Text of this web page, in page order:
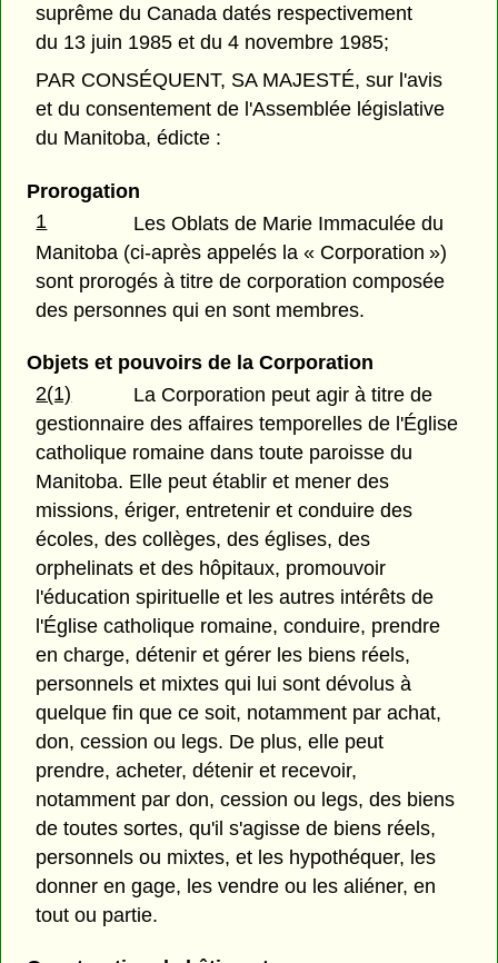
suprême du Canada datés respectivement
du 13 juin 1985 et du 4 novembre 1985;
PAR CONSÉQUENT, SA MAJESTÉ, sur l'avis
et du consentement de l'Assemblée législative
du Manitoba, édicte :
Prorogation
1
Les Oblats de Marie Immaculée du
Manitoba (ci-après appelés la « Corporation »)
sont prorogés à titre de corporation composée
des personnes qui en sont membres.
Objets et pouvoirs de la Corporation
2(1)
La Corporation peut agir à titre de
gestionnaire des affaires temporelles de l'Église
catholique romaine dans toute paroisse du
Manitoba. Elle peut établir et mener des
missions, ériger, entretenir et conduire des
écoles, des collèges, des églises, des
orphelinats et des hôpitaux, promouvoir
l'éducation spirituelle et les autres intérêts de
l'Église catholique romaine, conduire, prendre
en charge, détenir et gérer les biens réels,
personnels et mixtes qui lui sont dévolus à
quelque fin que ce soit, notamment par achat,
don, cession ou legs. De plus, elle peut
prendre, acheter, détenir et recevoir,
notamment par don, cession ou legs, des biens
de toutes sortes, qu'il s'agisse de biens réels,
personnels ou mixtes, et les hypothéquer, les
donner en gage, les vendre ou les aliéner, en
tout ou partie.